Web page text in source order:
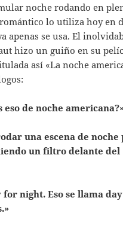
noche rodando en
lo utiliza hoy en
apenas se usa. El
hizo un guiño en su
así «La noche
eso de noche
una escena de noche
un filtro delante del
for night. Eso se llama